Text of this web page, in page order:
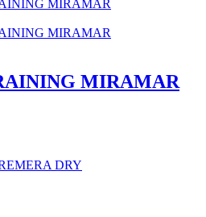
MIRAMAR